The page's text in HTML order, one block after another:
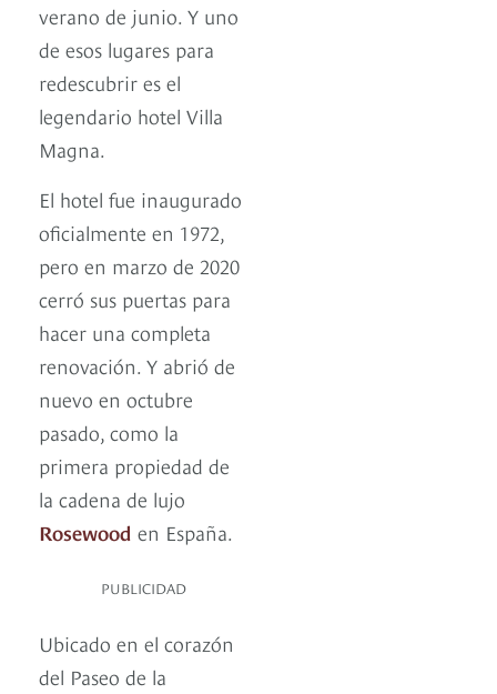
verano de junio. Y uno
de esos lugares para
redescubrir es el
legendario hotel Villa
Magna.
El hotel fue inaugurado
oficialmente en 1972,
pero en marzo de 2020
cerró sus puertas para
hacer una completa
renovación. Y abrió de
nuevo en octubre
pasado, como la
primera propiedad de
la cadena de lujo
Rosewood en España.
PUBLICIDAD
Ubicado en el corazón
del Paseo de la